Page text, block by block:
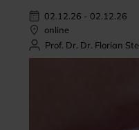
02.12.26 - 02.12.26
online
Prof. Dr. Dr. Florian